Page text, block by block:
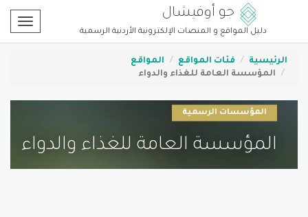
جو أوفيشال
دليل المواقع و المنصات الإلكترونية الأردنية الرسمية
الرئيسية فئات المواقع
المواقع
المؤسسة العامة للغذاء والدواء
المؤسسات الرسمية
المؤسسة العامة للغذاء والدواء